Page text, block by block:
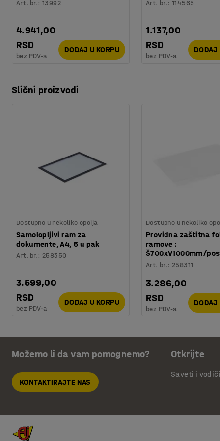
Art. br.:13992
4.941,00
RSD
bez PDV-a
DODAJ U KORPU
Art. br.:114565
1.137,00
RSD
bez PDV-a
DODAJ
Slični proizvodi
Dostupno u nekoliko opcija
Samolopljivi ram za
dokumente, A4, 5 u pak
Art. br.: 258350
3.599,00
RSD
bez PDV-a
DODAJ U KORPU
Dostupno u nekoliko
Providna zaštitna
ramove :
Š700xV1000mm/
Art. br.: 258311
3.286,00
RSD
bez PDV-a
DODAJ
Možemo li da vam pomognemo?
KONTAKTIRAJTE NAS
Otkrijte
Saveti i